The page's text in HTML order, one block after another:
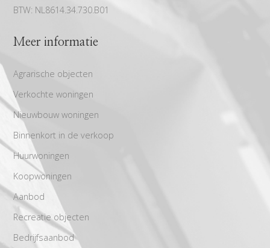
BTW: NL8614.34.730.B01
Meer informatie
Agrarische objecten
Verkochte woningen
Nieuwbouw woningen
Binnenkort in de verkoop
Huurwoningen
Koopwoningen
Aanbod
Recreatie objecten
Bedrijfsaanbod